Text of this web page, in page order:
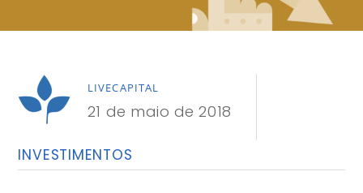
LIVECAPITAL
21 de maio de 2018
INVESTIMENTOS